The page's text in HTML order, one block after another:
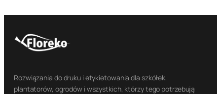
Rozwiązania do druku i etykietowania dla szkółek,
plantatorów, ogrodów i wszystkich, którzy tego potrzebują